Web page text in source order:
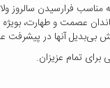
فرارسیدن سالروز
عصمت و طهارت، بویژه
بی‌بدیل آنها در
تمام عزیزان.